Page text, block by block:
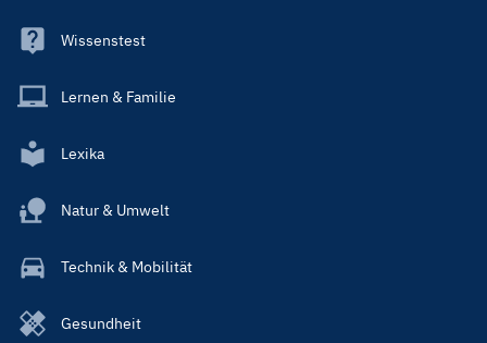
Wissenstest
Lernen & Familie
Lexika
Natur & Umwelt
Technik & Mobilität
Gesundheit